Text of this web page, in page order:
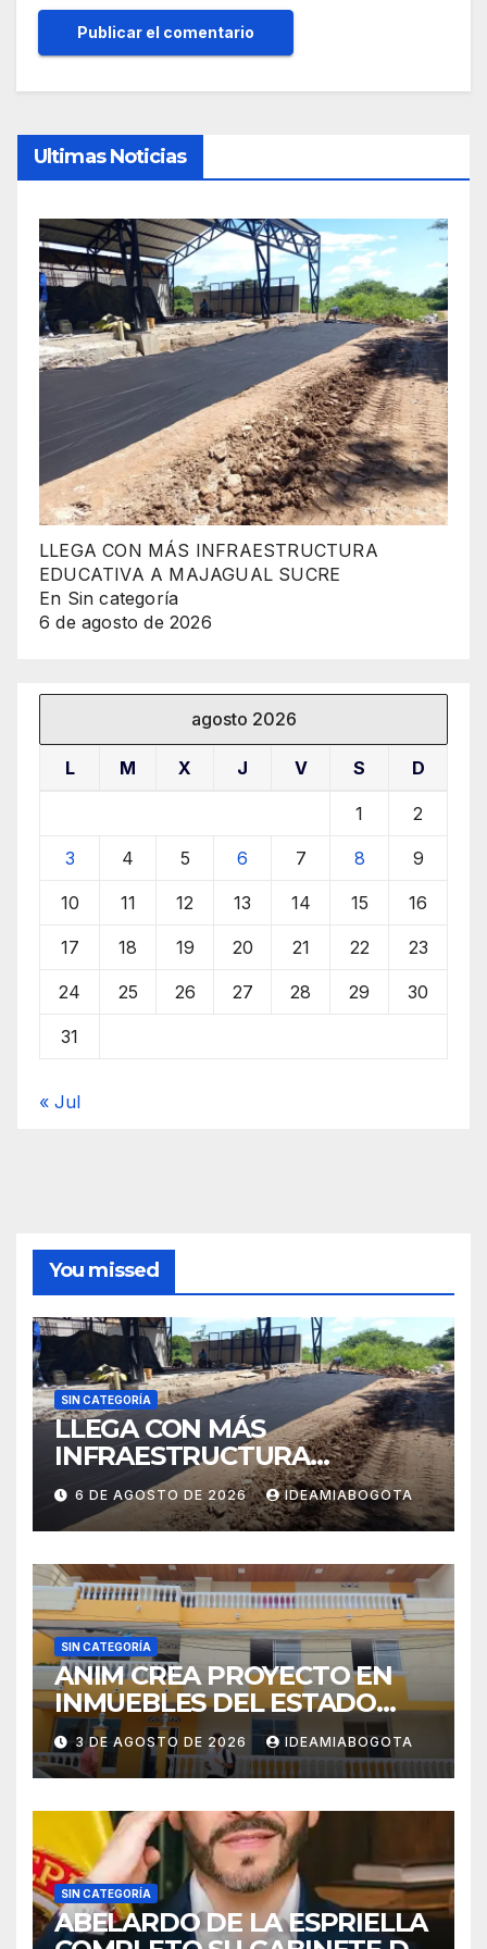
Ultimas Noticias
LLEGA CON MÁS INFRAESTRUCTURA
EDUCATIVA A MAJAGUAL SUCRE
En Sin categoría
6 de agosto de 2026
agosto 2026
L M X J V S D
1 2
3 4 5 6 7 8 9
10 11 12 13 14 15 16
17 18 19 20 21 22 23
24 25 26 27 28 29 30
31
« Jul
You missed
SIN CATEGORÍA
LLEGA CON MÁS
INFRAESTRUCTURA
EDUCATIVA A MAJAGUAL
SUCRE
6 DE AGOSTO DE 2026 IDEAMIABOGOTA
SIN CATEGORÍA
ANIM CREA PROYECTO EN
INMUEBLES DEL ESTADO
PARA VIVIENDA A MADRES
CABEZA DE FAMILIA
3 DE AGOSTO DE 2026 IDEAMIABOGOTA
SIN CATEGORÍA
ABELARDO DE LA ESPRIELLA